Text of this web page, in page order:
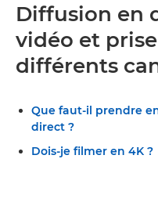
Diffusion en
vidéo et
différents
Que faut-il prendre
direct ?
Dois-je filmer en 4K ?